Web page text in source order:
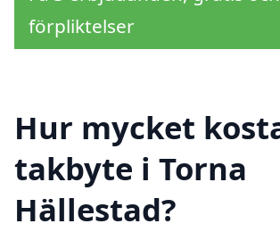
förpliktelser
Hur mycket
takbyte i Torna
Hällestad?